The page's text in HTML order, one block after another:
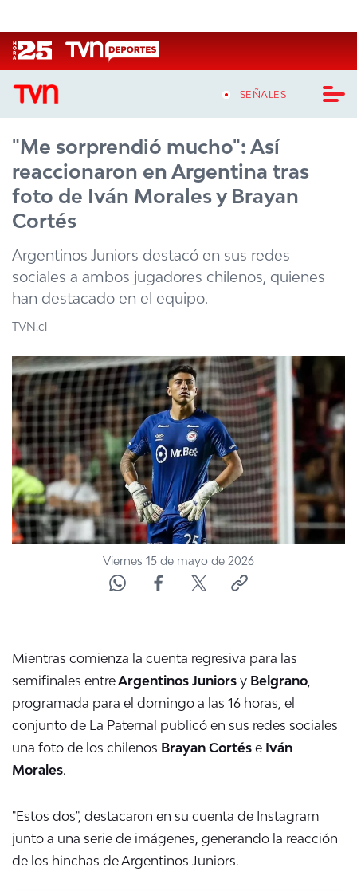
SEÑALES
CASTING MASTERCHEF CHILE
CASTING TVN VERTICAL
TVN VERTICAL
TVN PLAY
PROGRAMAS
NTV
ACTUALIDAD Y TENDENCIAS
CORPORATIVO Y TRANSPARENCIA
CANAL DE DENUNCIAS
ÁREA DE PROYECTOS
"Me sorprendió mucho": Así
reaccionaron en Argentina tras
foto de Iván Morales y Brayan
Cortés
Argentinos Juniors destacó en sus redes
sociales a ambos jugadores chilenos, quienes
han destacado en el equipo.
TVN.cl
Viernes 15 de mayo de 2026
Mientras comienza la cuenta regresiva para las
semifinales entreArgentinos Juniors y Belgrano,
programada para el domingo a las 16 horas, el
conjunto de La Paternal publicó en sus redes sociales
una foto de los chilenos Brayan Cortés e Iván
Morales.
"Estos dos", destacaron en su cuenta de Instagram
junto a una serie de imágenes, generando la reacción
de los hinchas de Argentinos Juniors.